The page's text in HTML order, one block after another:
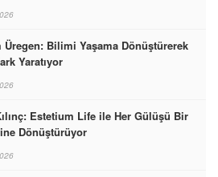
Üregen: Bilimi Yaşama Dönüştürerek
Yaratıyor
Estetium Life ile Her Gülüşü Bir
Dönüştürüyor